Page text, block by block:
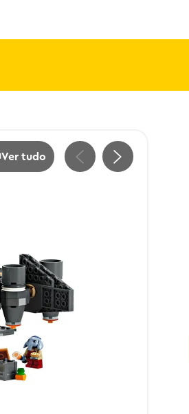
Ver tudo